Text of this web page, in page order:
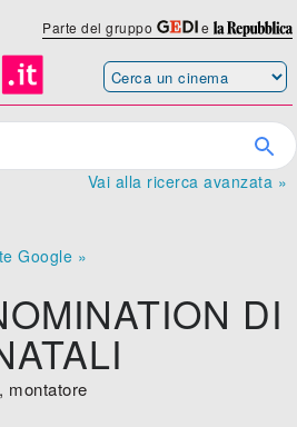
Parte del gruppo e
Vai alla ricerca avanzata »
Google »
DI
montatore